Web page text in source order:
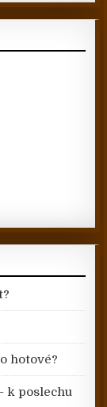
hotové?
k poslechu